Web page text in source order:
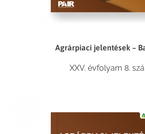
Agrárpiaci jelentések –
XXV. évfolyam 8.